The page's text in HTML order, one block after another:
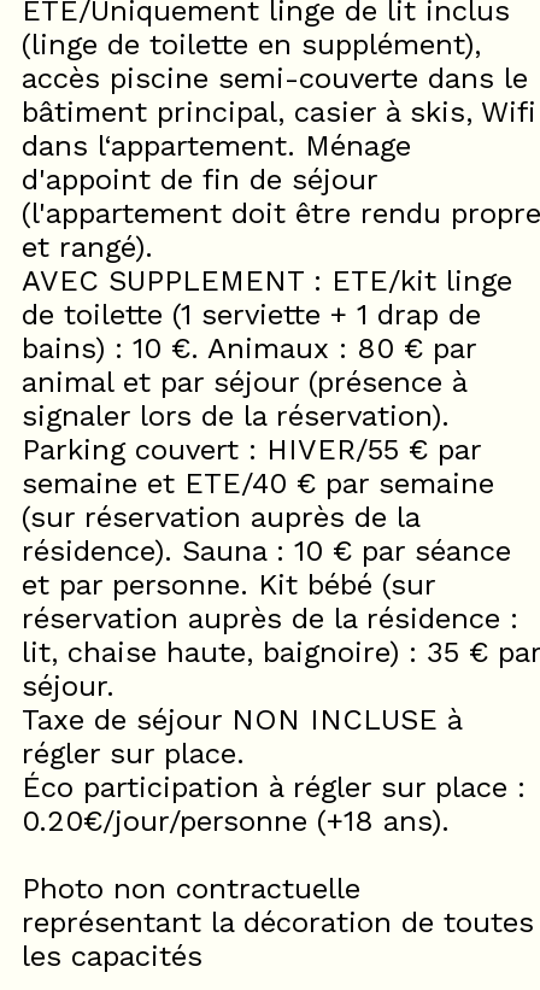
ETE/Uniquement linge de lit inclus
(linge de toilette en supplément),
accès piscine semi-couverte dans le
bâtiment principal, casier à skis, Wifi
dans l‘appartement. Ménage
d'appoint de fin de séjour
(l'appartement doit être rendu propre
et rangé).
AVEC SUPPLEMENT : ETE/kit linge
de toilette (1 serviette + 1 drap de
bains) : 10 €. Animaux : 80 € par
animal et par séjour (présence à
signaler lors de la réservation).
Parking couvert : HIVER/55 € par
semaine et ETE/40 € par semaine
(sur réservation auprès de la
résidence). Sauna : 10 € par séance
et par personne. Kit bébé (sur
réservation auprès de la résidence :
lit, chaise haute, baignoire) : 35 € par
séjour.
Taxe de séjour NON INCLUSE à
régler sur place.
Éco participation à régler sur place :
0.20€/jour/personne (+18 ans).
Photo non contractuelle
représentant la décoration de toutes
les capacités